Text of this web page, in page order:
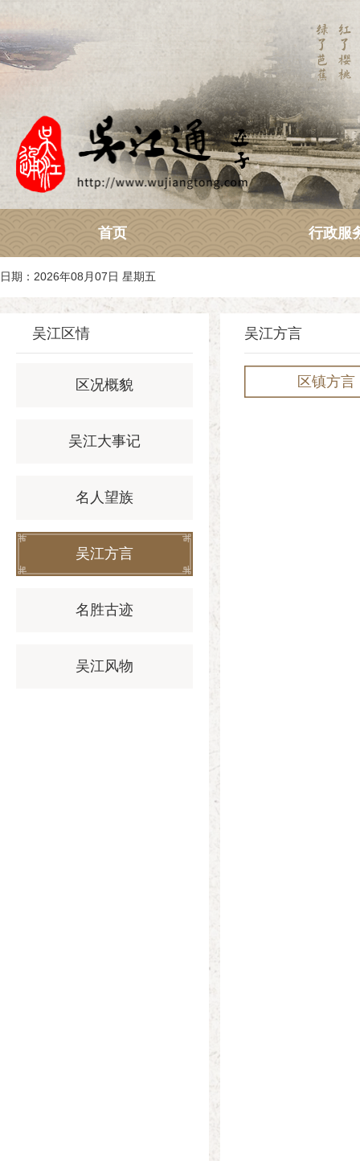
首页 行政服
日期：2026年08月07日 星期五
吴江区情
区况概貌
吴江大事记
名人望族
吴江方言
名胜古迹
吴江风物
吴江方言
区镇方言